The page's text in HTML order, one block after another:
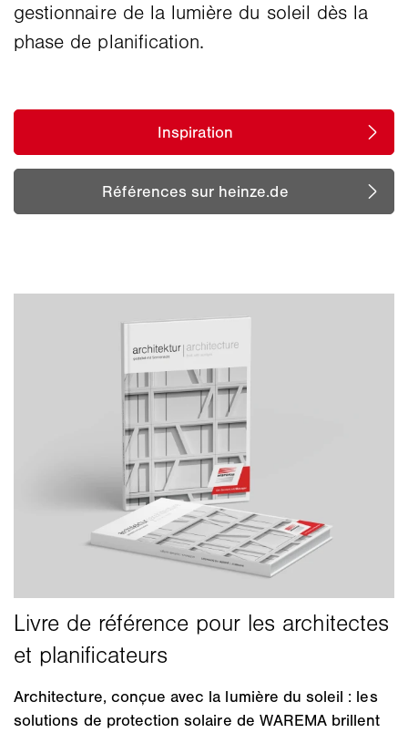
gestionnaire de la lumière du soleil dès la
phase de planification.
Architecture, conçue avec la lumière du soleil : les
solutions de protection solaire de WAREMA brillent